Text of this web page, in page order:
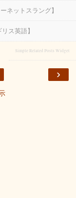
ネットスラング】
ス英語】
Simple Related Posts Widget
›